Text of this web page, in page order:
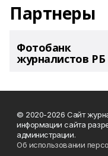
Партнеры
Фотобанк
журналистов РБ
© 2020-2026 Сайт
информации сайта
администрации.
Об использовании